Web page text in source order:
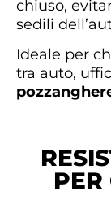
chiuso,
sedili
Ideale per
tra auto,
PER